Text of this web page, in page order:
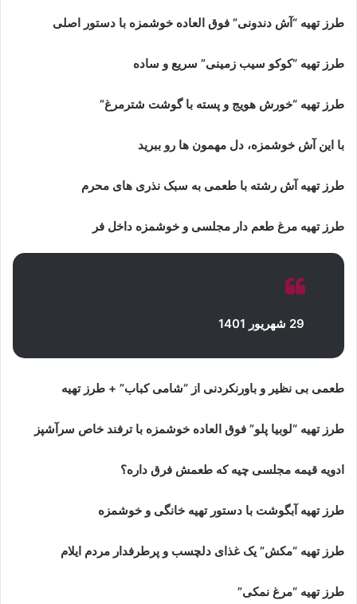
طرز تهیه “آش دندونی” فوق العاده خوشمزه با دستور اصلی
طرز تهیه “کوکو سیب زمینی” سریع و ساده
طرز تهیه “خورش هویج و پسته با گوشت شترمرغ”
با این آش خوشمزه، دل مهمون ها رو ببرید
طرز تهیه آش رشته با طعمی به سبک نذری های محرم
طرز تهیه مرغ طعم دار مجلسی و خوشمزه داخل فر
29 شهریور 1401
طعمی بی نظیر و باورنکردنی از “شامی کباب” + طرز تهیه
طرز تهیه “لوبیا پلو” فوق العاده خوشمزه با ترفند خاص سرآشپز
ادویه قیمه مجلسی چیه که طعمش فرق داره؟
طرز تهیه آبگوشت با دستور تهیه خانگی و خوشمزه
طرز تهیه “مکش” یک غذای دلچسب و پرطرفدار مردم ایلام
طرز تهیه “مرغ نمکی”